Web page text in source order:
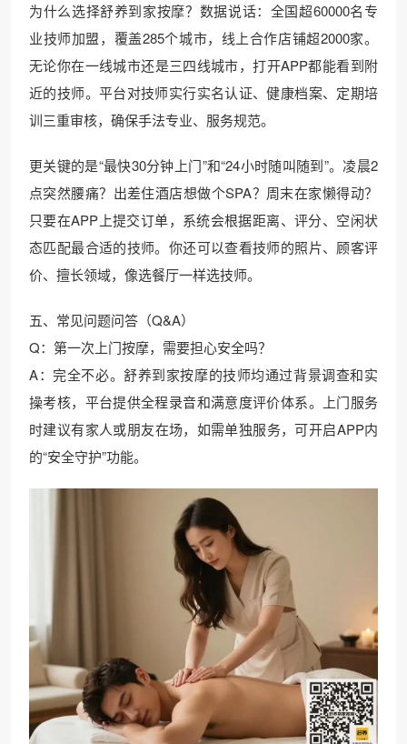
为什么选择舒养到家按摩？数据说话：全国超60000名专
业技师加盟，覆盖285个城市，线上合作店铺超2000家。
无论你在一线城市还是三四线城市，打开APP都能看到附
近的技师。平台对技师实行实名认证、健康档案、定期培
训三重审核，确保手法专业、服务规范。
更关键的是“最快30分钟上门”和“24小时随叫随到”。凌晨2
点突然腰痛？出差住酒店想做个SPA？周末在家懒得动？
只要在APP上提交订单，系统会根据距离、评分、空闲状
态匹配最合适的技师。你还可以查看技师的照片、顾客评
价、擅长领域，像选餐厅一样选技师。
五、常见问题问答（Q&A）
Q：第一次上门按摩，需要担心安全吗？
A：完全不必。舒养到家按摩的技师均通过背景调查和实
操考核，平台提供全程录音和满意度评价体系。上门服务
时建议有家人或朋友在场，如需单独服务，可开启APP内
的“安全守护”功能。